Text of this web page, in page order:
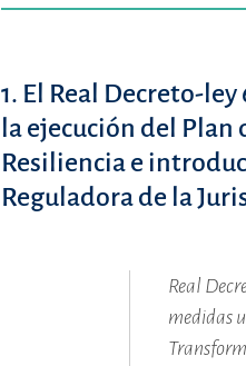
1. El Real Decreto-
la ejecución del Plan
Resiliencia e
Reguladora de la
Real
medidas